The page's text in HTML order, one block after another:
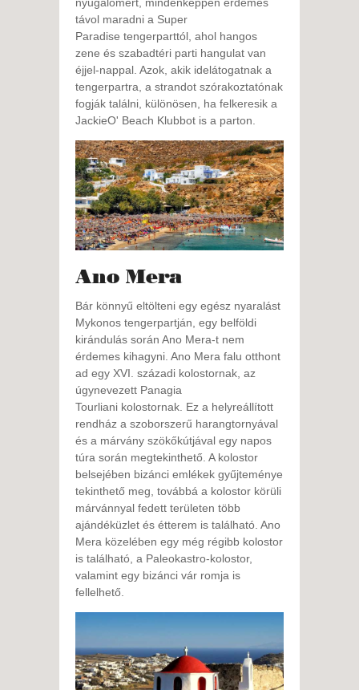
távol maradni a Super
Paradise tengerparttól, ahol hangos
zene és szabadtéri parti hangulat van
éjjel-nappal. Azok, akik idelátogatnak a
tengerpartra, a strandot szórakoztatónak
fogják találni, különösen, ha felkeresik a
JackieO' Beach Klubbot is a parton.
Ano Mera
Bár könnyű eltölteni egy egész nyaralást
Mykonos tengerpartján, egy belföldi
kirándulás során Ano Mera-t nem
érdemes kihagyni. Ano Mera falu otthont
ad egy XVI. századi kolostornak, az
úgynevezett Panagia
Tourliani kolostornak. Ez a helyreállított
rendház a szoborszerű harangtornyával
és a márvány szökőkútjával egy napos
túra során megtekinthető. A kolostor
belsejében bizánci emlékek gyűjteménye
tekinthető meg, továbbá a kolostor körüli
márvánnyal fedett területen több
ajándéküzlet és étterem is található. Ano
Mera közelében egy még régibb kolostor
is található, a Paleokastro-kolostor,
valamint egy bizánci vár romja is
fellelhető.